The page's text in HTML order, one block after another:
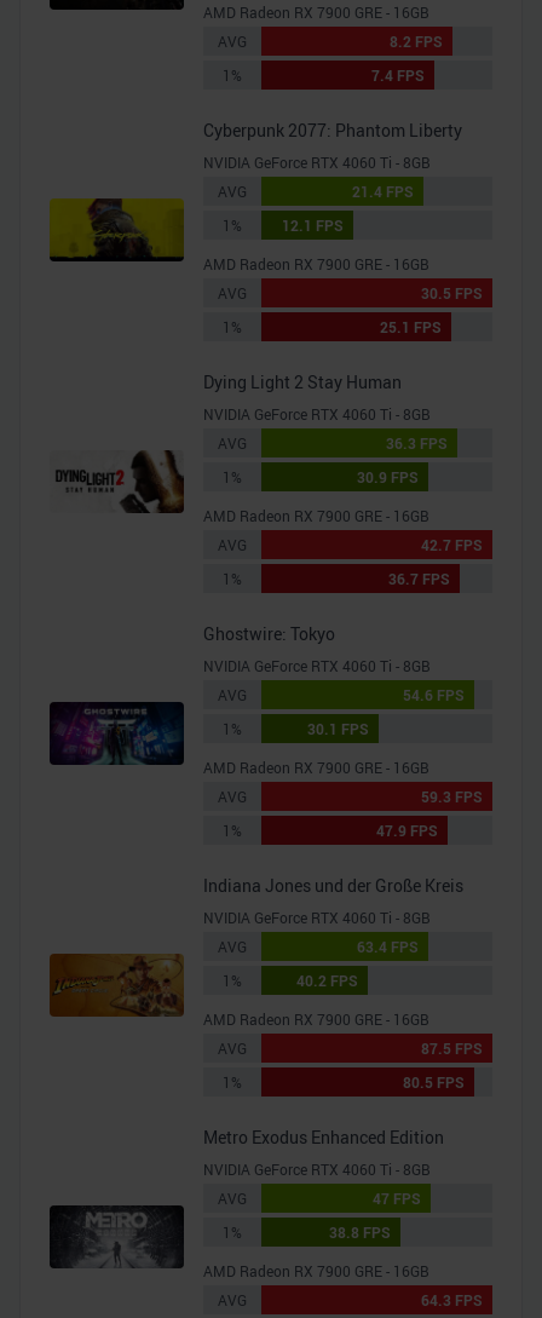
AMD Radeon RX 7900 GRE - 16GB
AVG
8.2 FPS
1%
7.4 FPS
Cyberpunk 2077: Phantom Liberty
NVIDIA GeForce RTX 4060 Ti - 8GB
AVG
21.4 FPS
1%
12.1 FPS
AMD Radeon RX 7900 GRE - 16GB
AVG
30.5 FPS
1%
25.1 FPS
Dying Light 2 Stay Human
NVIDIA GeForce RTX 4060 Ti - 8GB
AVG
36.3 FPS
1%
30.9 FPS
AMD Radeon RX 7900 GRE - 16GB
AVG
42.7 FPS
1%
36.7 FPS
Ghostwire: Tokyo
NVIDIA GeForce RTX 4060 Ti - 8GB
AVG
54.6 FPS
1%
30.1 FPS
AMD Radeon RX 7900 GRE - 16GB
AVG
59.3 FPS
1%
47.9 FPS
Indiana Jones und der Große Kreis
NVIDIA GeForce RTX 4060 Ti - 8GB
AVG
63.4 FPS
1%
40.2 FPS
AMD Radeon RX 7900 GRE - 16GB
AVG
87.5 FPS
1%
80.5 FPS
Metro Exodus Enhanced Edition
NVIDIA GeForce RTX 4060 Ti - 8GB
AVG
47 FPS
1%
38.8 FPS
AMD Radeon RX 7900 GRE - 16GB
AVG
64.3 FPS